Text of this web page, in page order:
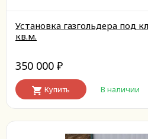
Установка газгольдера под
кв.м.
350 000 ₽
Купить В наличии